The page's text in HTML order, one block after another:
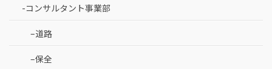
-コンサルタント事業部
–道路
–保全